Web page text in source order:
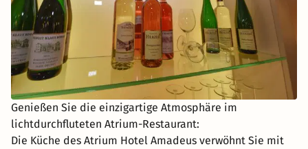
Genießen Sie die einzigartige Atmosphäre im
lichtdurchfluteten Atrium-Restaurant:
Die Küche des Atrium Hotel Amadeus verwöhnt Sie mit